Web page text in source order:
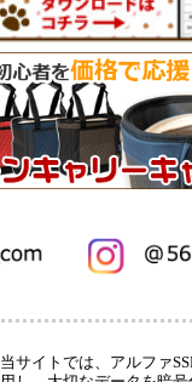
当サイトでは、アルファ